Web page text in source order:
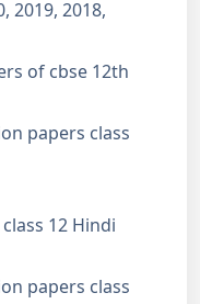
2019, 2018,
of cbse 12th
papers class
12 Hindi
papers class